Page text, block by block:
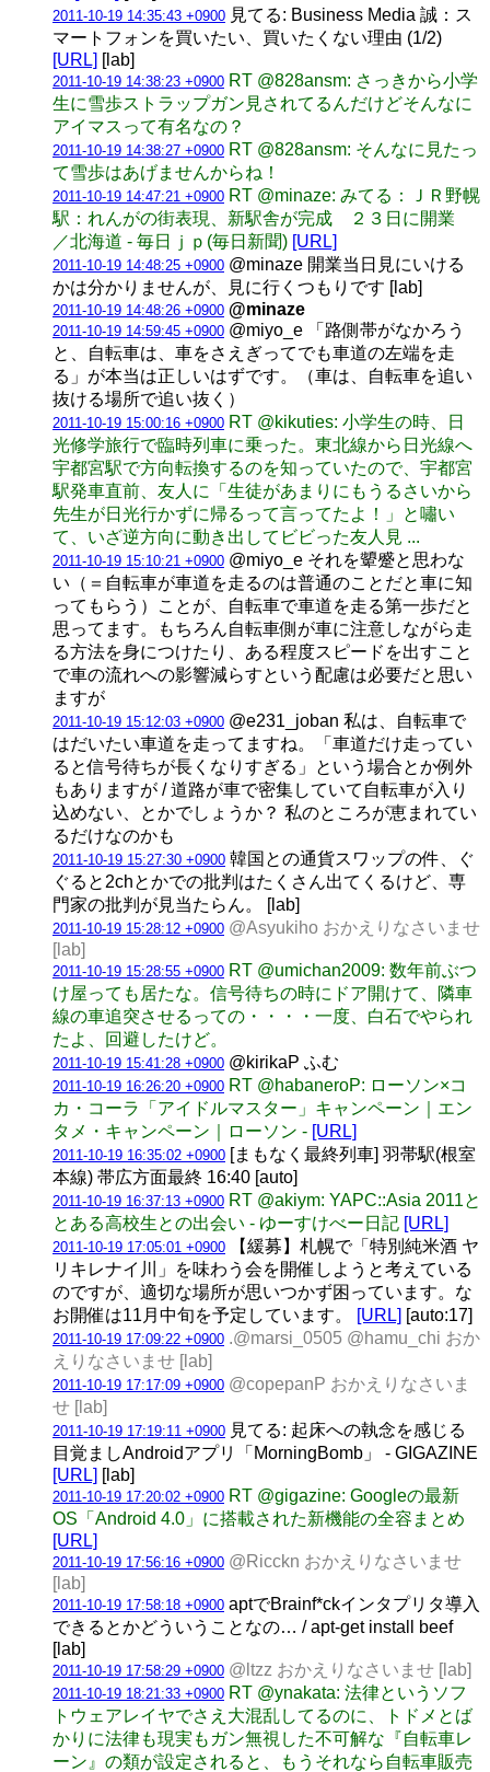
2011-10-19 14:35:43 +0900 見てる: Business Media 誠：ス
マートフォンを買いたい、買いたくない理由 (1/2)
[URL] [lab]
2011-10-19 14:38:23 +0900 RT @828ansm: さっきから小学
生に雪歩ストラップガン見されてるんだけどそんなに
アイマスって有名なの？
2011-10-19 14:38:27 +0900 RT @828ansm: そんなに見たっ
て雪歩はあげませんからね！
2011-10-19 14:47:21 +0900 RT @minaze: みてる：ＪＲ野幌
駅：れんがの街表現、新駅舎が完成 ２３日に開業
／北海道 - 毎日ｊｐ(毎日新聞) [URL]
2011-10-19 14:48:25 +0900 @minaze 開業当日見にいける
かは分かりませんが、見に行くつもりです [lab]
2011-10-19 14:48:26 +0900 @minaze
2011-10-19 14:59:45 +0900 @miyo_e 「路側帯がなかろう
と、自転車は、車をさえぎってでも車道の左端を走
る」が本当は正しいはずです。（車は、自転車を追い
抜ける場所で追い抜く）
2011-10-19 15:00:16 +0900 RT @kikuties: 小学生の時、日
光修学旅行で臨時列車に乗った。東北線から日光線へ
宇都宮駅で方向転換するのを知っていたので、宇都宮
駅発車直前、友人に「生徒があまりにもうるさいから
先生が日光行かずに帰るって言ってたよ！」と嘯い
て、いざ逆方向に動き出してビビった友人見 ...
2011-10-19 15:10:21 +0900 @miyo_e それを顰蹙と思わな
い（＝自転車が車道を走るのは普通のことだと車に知
ってもらう）ことが、自転車で車道を走る第一歩だと
思ってます。もちろん自転車側が車に注意しながら走
る方法を身につけたり、ある程度スピードを出すこと
で車の流れへの影響減らすという配慮は必要だと思い
ますが
2011-10-19 15:12:03 +0900 @e231_joban 私は、自転車で
はだいたい車道を走ってますね。「車道だけ走ってい
ると信号待ちが長くなりすぎる」という場合とか例外
もありますが / 道路が車で密集していて自転車が入り
込めない、とかでしょうか？ 私のところが恵まれてい
るだけなのかも
2011-10-19 15:27:30 +0900 韓国との通貨スワップの件、ぐ
ぐると2chとかでの批判はたくさん出てくるけど、専
門家の批判が見当たらん。 [lab]
2011-10-19 15:28:12 +0900 @Asyukiho おかえりなさいませ
[lab]
2011-10-19 15:28:55 +0900 RT @umichan2009: 数年前ぶつ
け屋っても居たな。信号待ちの時にドア開けて、隣車
線の車追突させるっての・・・・一度、白石でやられ
たよ、回避したけど。
2011-10-19 15:41:28 +0900 @kirikaP ふむ
2011-10-19 16:26:20 +0900 RT @habaneroP: ローソン×コ
カ・コーラ「アイドルマスター」キャンペーン｜エン
タメ・キャンペーン｜ローソン - [URL]
2011-10-19 16:35:02 +0900 [まもなく最終列車] 羽帯駅(根室
本線) 帯広方面最終 16:40 [auto]
2011-10-19 16:37:13 +0900 RT @akiym: YAPC::Asia 2011と
とある高校生との出会い - ゆーすけべー日記 [URL]
2011-10-19 17:05:01 +0900 【緩募】札幌で「特別純米酒 ヤ
リキレナイ川」を味わう会を開催しようと考えている
のですが、適切な場所が思いつかず困っています。な
お開催は11月中旬を予定しています。
[URL] [auto:17]
2011-10-19 17:09:22 +0900 .@marsi_0505 @hamu_chi おか
えりなさいませ [lab]
2011-10-19 17:17:09 +0900 @copepanP おかえりなさいま
せ [lab]
2011-10-19 17:19:11 +0900 見てる: 起床への執念を感じる
目覚ましAndroidアプリ「MorningBomb」 - GIGAZINE
[URL] [lab]
2011-10-19 17:20:02 +0900 RT @gigazine: Googleの最新
OS「Android 4.0」に搭載された新機能の全容まとめ
[URL]
2011-10-19 17:56:16 +0900 @Ricckn おかえりなさいませ
[lab]
2011-10-19 17:58:18 +0900 aptでBrainf*ckインタプリタ導入
できるとかどういうことなの… / apt-get install beef
[lab]
2011-10-19 17:58:29 +0900 @ltzz おかえりなさいませ [lab]
2011-10-19 18:21:33 +0900 RT @ynakata: 法律というソフ
トウェアレイヤでさえ大混乱してるのに、トドメとば
かりに法律も現実もガン無視した不可解な『自転車レ
ーン』の類が設定されると、もうそれなら自転車販売